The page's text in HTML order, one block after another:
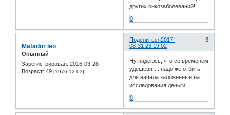
других онкозаболеваний!
0
Поделиться 3
2017-
08-31 23:19:02
Matador leo
Опытный
Зарегистрирован: 2016-03-28
Возраст: 49 [1976-12-03]
Ну надеюсь, что со временем
удешевят... надо же отбить
для начала заложенные на
исследования деньги...
0